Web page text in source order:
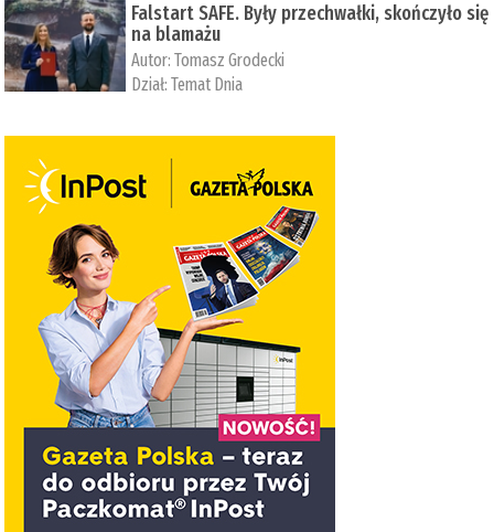
Falstart SAFE. Były przechwałki, skończyło się
na blamażu
Autor:Tomasz Grodecki
Dział:Temat Dnia